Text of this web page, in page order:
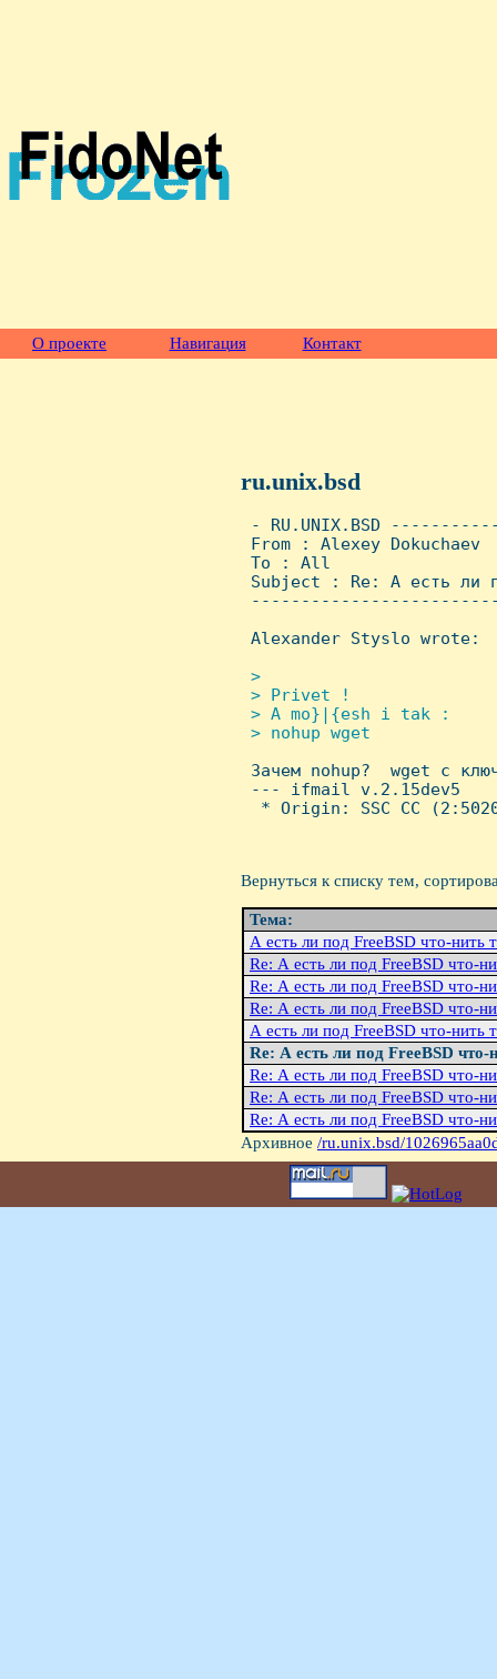
О проекте Навигация Контакт
ru.unix.bsd
- RU.UNIX.BSD
From : Alexey
To : All
Subject : Re: А есть ли
Alexander Styslo wrote:
>
> Privet !
> A mo}|{esh i tak :
> nohup wget
Зачем nohup?  wget с
--- ifmail v.2.15dev5
* Origin: SSC CC
Вернуться к списку тем,
Тема:
А есть ли под FreeBSD что-нить
Re: А есть ли под FreeBSD что-
Re: А есть ли под FreeBSD что-
Re: А есть ли под FreeBSD что-
А есть ли под FreeBSD что-нить
Re: А есть ли под FreeBSD что-
Re: А есть ли под FreeBSD что-
Re: А есть ли под FreeBSD что-
Re: А есть ли под FreeBSD что-
Архивное /ru.unix.bsd/